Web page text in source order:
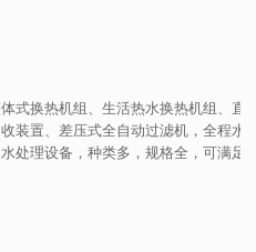
换热机组、生活热水换热机组、直联
置、差压式全自动过滤机，全程水处
理设备，种类多，规格全，可满足不